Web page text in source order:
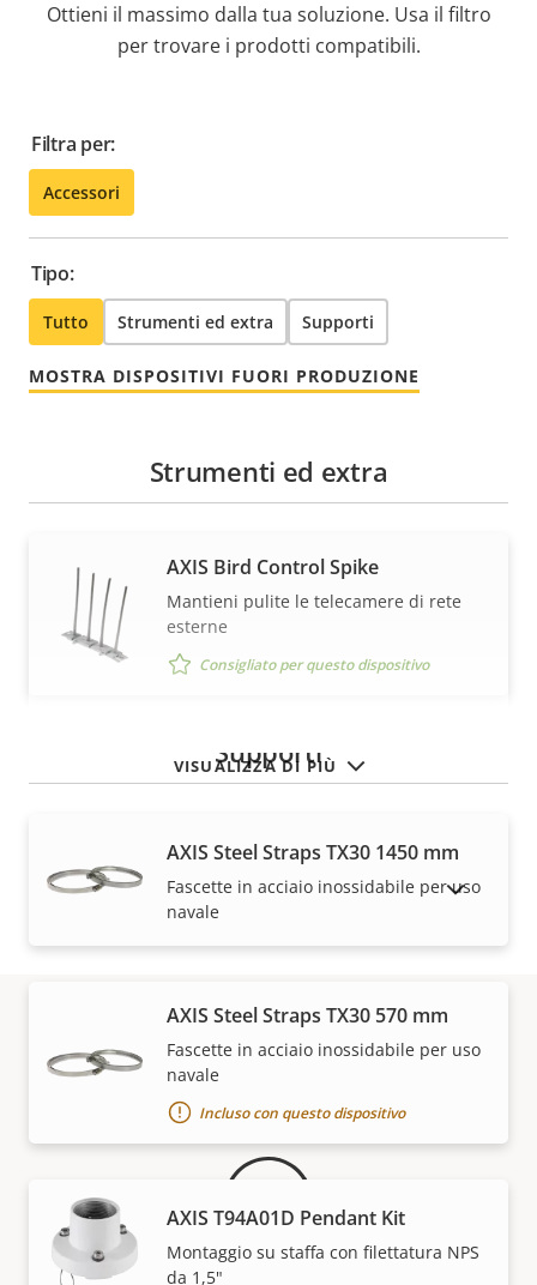
Ottieni il massimo dalla tua soluzione. Usa il filtro
per trovare i prodotti compatibili.
Filtra per:
Accessori
Tipo:
Tutto Strumenti ed extra Supporti
MOSTRA DISPOSITIVI FUORI PRODUZIONE
VISUALIZZA DI PIÙ
Strumenti ed extra
AXIS Bird Control Spike
Mantieni pulite le telecamere di rete
esterne
Consigliato per questo dispositivo
Supporti
AXIS Steel Straps TX30 1450 mm
Fascette in acciaio inossidabile per uso
navale
AXIS Steel Straps TX30 570 mm
Fascette in acciaio inossidabile per uso
navale
Incluso con questo dispositivo
AXIS T94A01D Pendant Kit
Montaggio su staffa con filettatura NPS
da 1,5"
MOSTRA DISPOSITIVI FUORI PRODUZIONE
Garanzia